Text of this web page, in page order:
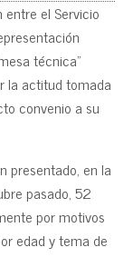
el Servicio
técnica”
la actitud tomada
convenio a su
presentado, en la
pasado, 52
por motivos
edad y tema de